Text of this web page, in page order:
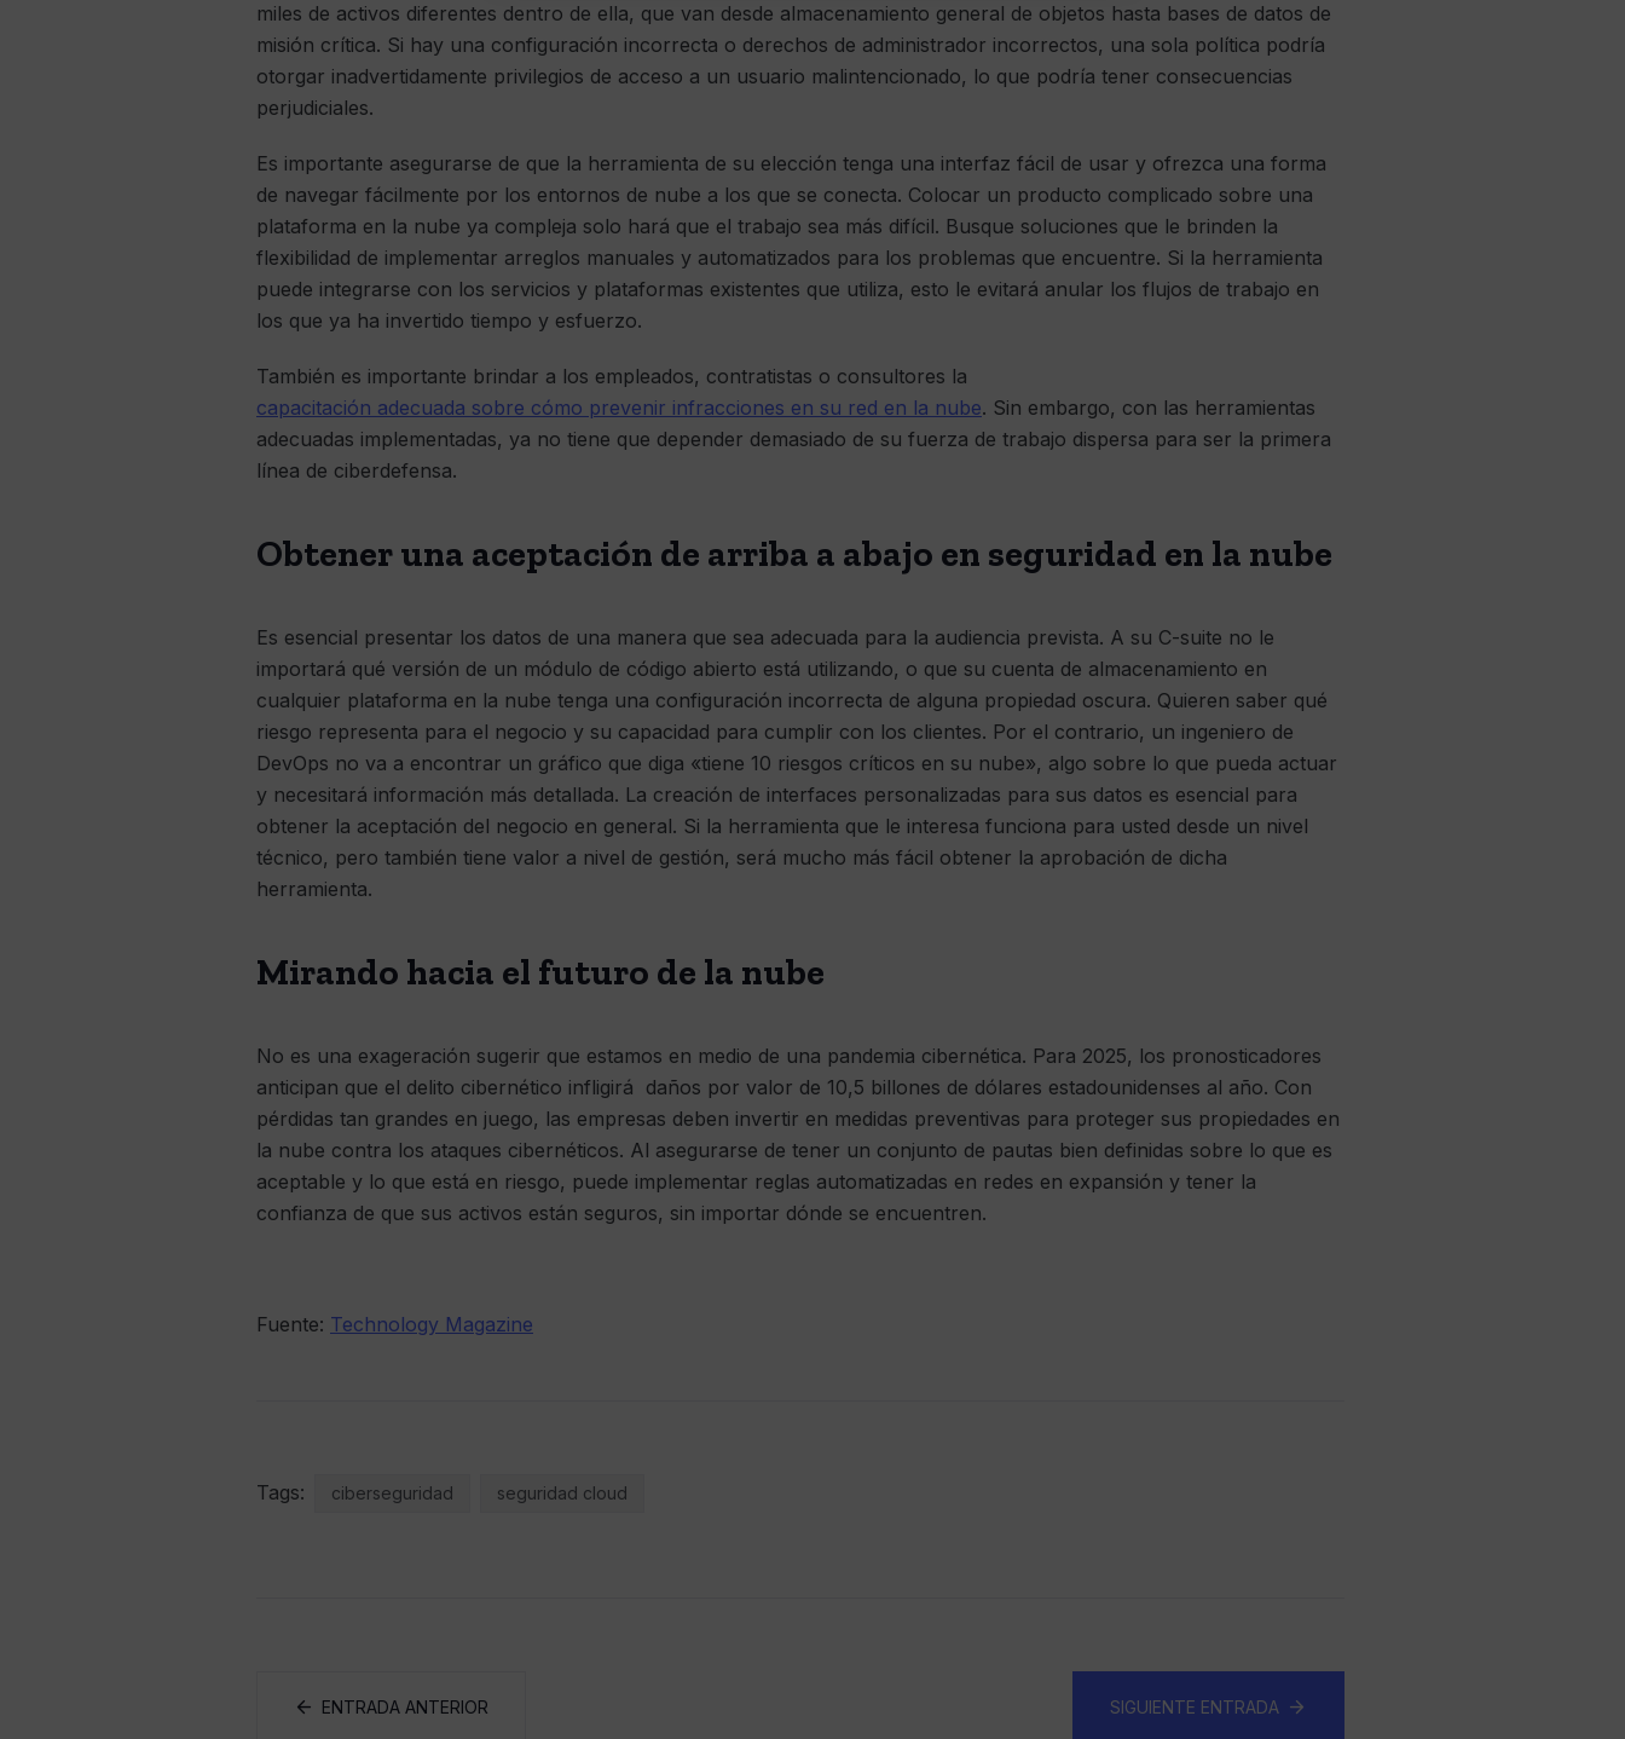
miles de activos diferentes dentro de ella, que van desde almacenamiento general de objetos hasta bases de datos de
misión crítica. Si hay una configuración incorrecta o derechos de administrador incorrectos, una sola política podría
otorgar inadvertidamente privilegios de acceso a un usuario malintencionado, lo que podría tener consecuencias
perjudiciales.
Es importante asegurarse de que la herramienta de su elección tenga una interfaz fácil de usar y ofrezca una forma
de navegar fácilmente por los entornos de nube a los que se conecta. Colocar un producto complicado sobre una
plataforma en la nube ya compleja solo hará que el trabajo sea más difícil. Busque soluciones que le brinden la
flexibilidad de implementar arreglos manuales y automatizados para los problemas que encuentre. Si la herramienta
puede integrarse con los servicios y plataformas existentes que utiliza, esto le evitará anular los flujos de trabajo en
los que ya ha invertido tiempo y esfuerzo.
También es importante brindar a los empleados, contratistas o consultores la
capacitación adecuada sobre cómo prevenir infracciones en su red en la nube. Sin embargo, con las herramientas
adecuadas implementadas, ya no tiene que depender demasiado de su fuerza de trabajo dispersa para ser la primera
línea de ciberdefensa.
Obtener una aceptación de arriba a abajo en seguridad en la nube
Es esencial presentar los datos de una manera que sea adecuada para la audiencia prevista. A su C-suite no le
importará qué versión de un módulo de código abierto está utilizando, o que su cuenta de almacenamiento en
cualquier plataforma en la nube tenga una configuración incorrecta de alguna propiedad oscura. Quieren saber qué
riesgo representa para el negocio y su capacidad para cumplir con los clientes. Por el contrario, un ingeniero de
DevOps no va a encontrar un gráfico que diga «tiene 10 riesgos críticos en su nube», algo sobre lo que pueda actuar
y necesitará información más detallada. La creación de interfaces personalizadas para sus datos es esencial para
obtener la aceptación del negocio en general. Si la herramienta que le interesa funciona para usted desde un nivel
técnico, pero también tiene valor a nivel de gestión, será mucho más fácil obtener la aprobación de dicha
herramienta.
Mirando hacia el futuro de la nube
No es una exageración sugerir que estamos en medio de una pandemia cibernética. Para 2025, los pronosticadores
anticipan que el delito cibernético infligirá daños por valor de 10,5 billones de dólares estadounidenses al año. Con
pérdidas tan grandes en juego, las empresas deben invertir en medidas preventivas para proteger sus propiedades en
la nube contra los ataques cibernéticos. Al asegurarse de tener un conjunto de pautas bien definidas sobre lo que es
aceptable y lo que está en riesgo, puede implementar reglas automatizadas en redes en expansión y tener la
confianza de que sus activos están seguros, sin importar dónde se encuentren.
Fuente: Technology Magazine
Tags: ciberseguridad seguridad cloud
ENTRADA ANTERIOR SIGUIENTE ENTRADA